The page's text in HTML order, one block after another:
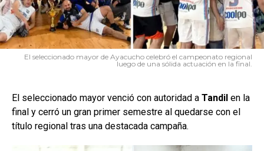
El seleccionado mayor de Ayacucho celebró el campeonato regional
luego de una sólida actuación en la final.
El seleccionado mayor venció con autoridad a Tandil en la
final y cerró un gran primer semestre al quedarse con el
título regional tras una destacada campaña.